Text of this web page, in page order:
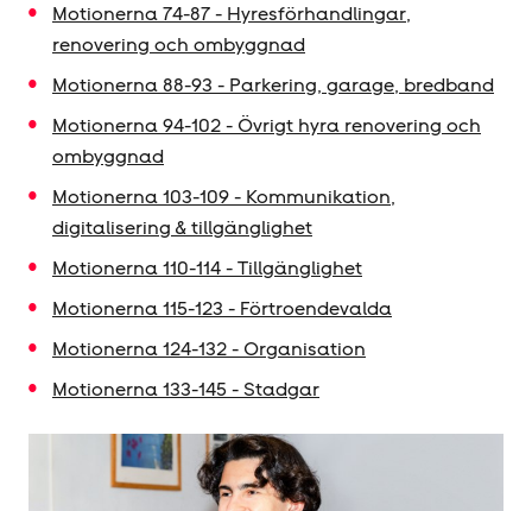
Motionerna 74-87 - Hyres­förhandlingar,
renovering och ombyggnad
Motionerna 88-93 - Parkering, garage, bredband
Motionerna 94-102 - Övrigt hyra renovering och
ombyggnad
Motionerna 103-109 - Kommunikation,
digitalisering & tillgänglighet
Motionerna 110-114 - Tillgänglighet
Motionerna 115-123 - Förtroendevalda
Motionerna 124-132 - Organisation
Motionerna 133-145 - Stadgar